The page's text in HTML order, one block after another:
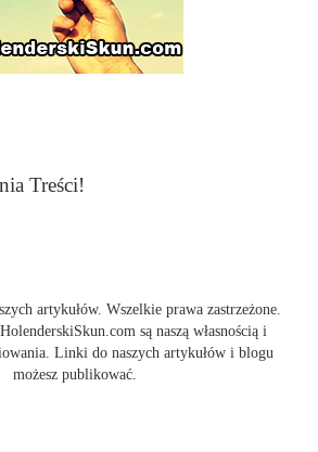
Treści!
artykułów. Wszelkie prawa zastrzeżone.
są naszą własnością i
Linki do naszych artykułów i blogu
możesz publikować.